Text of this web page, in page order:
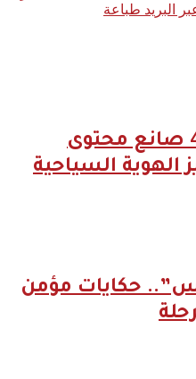
البريد طباعة
مؤمن الجندي يؤهل 45 صانع محتوى
الهوية السياحية
بس”.. حكايات مؤمن